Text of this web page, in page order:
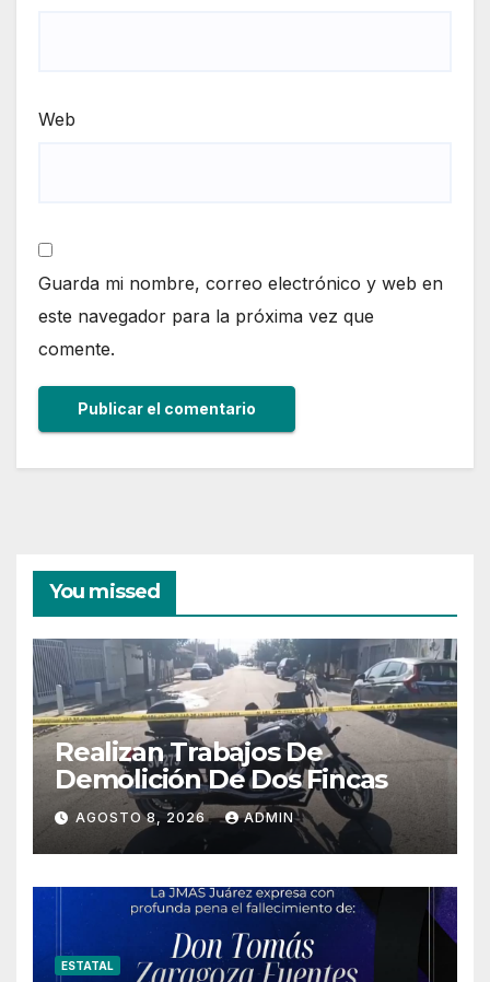
Web
Guarda mi nombre, correo electrónico y web en
este navegador para la próxima vez que
comente.
You missed
Realizan Trabajos De
Demolición De Dos Fincas
AGOSTO 8, 2026 ADMIN
ESTATAL